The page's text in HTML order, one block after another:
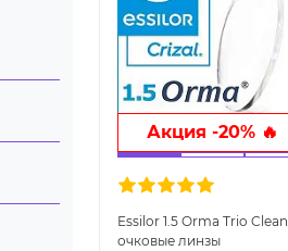
Акция -20% 🔥
Essilor 1.5 Orma Trio Clean
очковые линзы